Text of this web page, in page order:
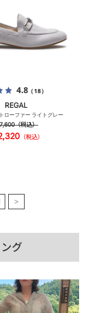
4.8（18）
REGAL
ローファー ライトグレー
（税込）
（税込）
>
グ